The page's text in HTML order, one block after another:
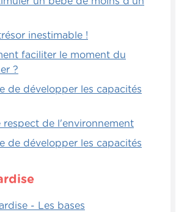
inestimable !
faciliter le moment du
?
de développer les capacités
respect de l'environnement
de développer les capacités
- Les bases